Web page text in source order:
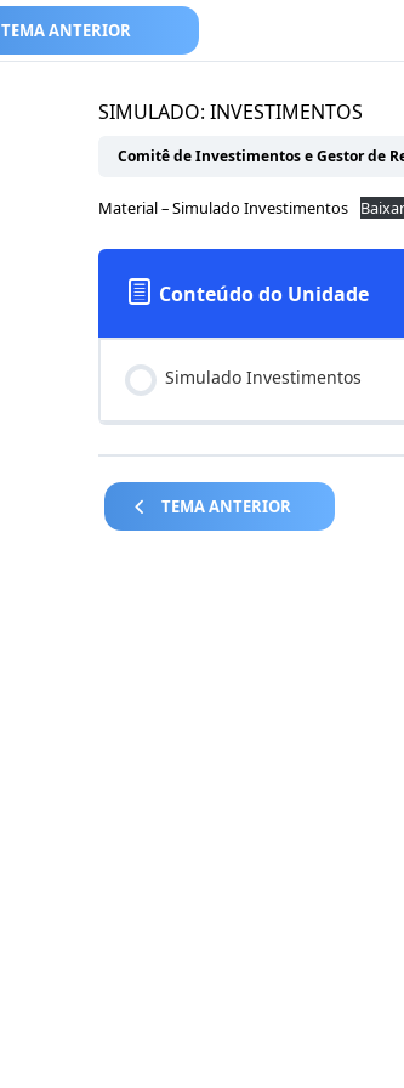
TEMA ANTERIOR
SIMULADO: INVESTIMENTOS
Comitê de Investimentos e Gestor de
Material – Simulado Investimentos Baixar
Conteúdo do Unidade
Simulado Investimentos
TEMA ANTERIOR